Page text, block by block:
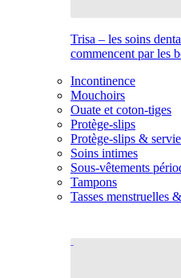
Trisa – les soins
commencent par les
Incontinence
Mouchoirs
Ouate et coton-tiges
Protège-slips
Protège-slips &
Soins intimes
Sous-vêtements
Tampons
Tasses menstruelles